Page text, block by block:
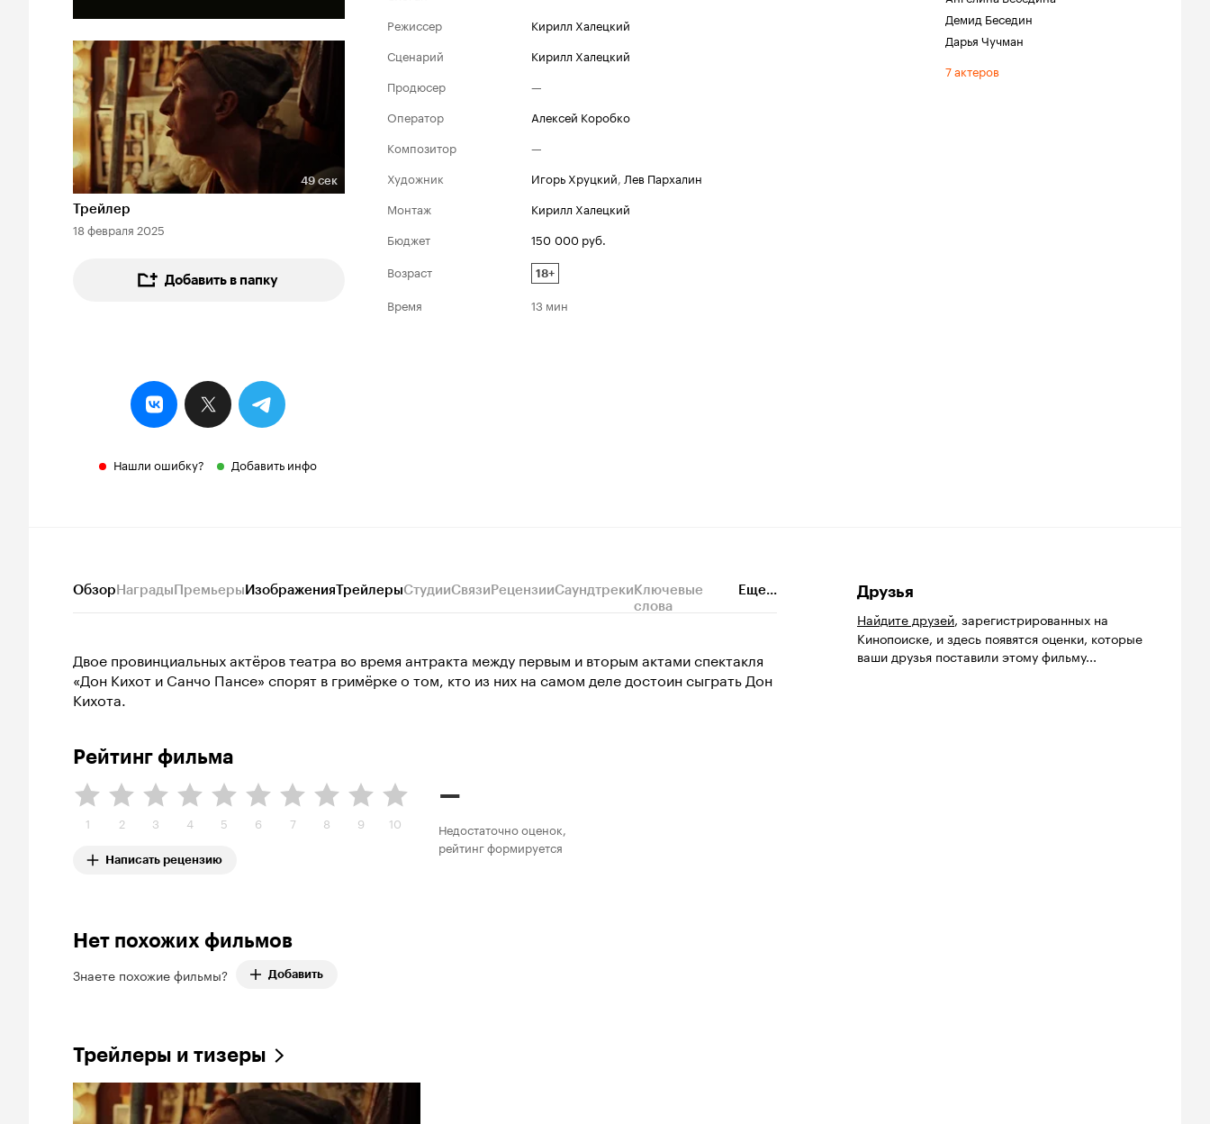
Длительность 49 сек
49 сек
Трейлер
18 февраля 2025
Добавить в папку
Нашли ошибку? Добавить инфо
Режиссер
Кирилл Халецкий
Сценарий
Кирилл Халецкий
Продюсер
—
Оператор
Алексей Коробко
Композитор
—
Художник
Игорь Хруцкий, Лев Пархалин
Монтаж
Кирилл Халецкий
Бюджет
150 000 руб.
Возраст
18+
Время 13 мин
Демид Беседин
Дарья Чучман
7 актеров
ОбзорНаградыПремьерыИзображенияТрейлерыСтудииСвязиРецензииСаундтрекиКлючевые
слова
Еще...
Двое провинциальных актёров театра во время антракта между первым и вторым актами спектакля
«Дон Кихот и Санчо Пансе» спорят в гримёрке о том, кто из них на самом деле достоин сыграть Дон
Кихота.
Рейтинг фильма
1 2 3 4 5 6 7 8 9 10
Написать рецензию
–
Недостаточно оценок,
рейтинг формируется
Нет похожих фильмов
Знаете похожие фильмы? Добавить
Трейлеры и тизеры
Друзья
Найдите друзей, зарегистрированных на
Кинопоиске, и здесь появятся оценки, которые
ваши друзья поставили этому фильму...